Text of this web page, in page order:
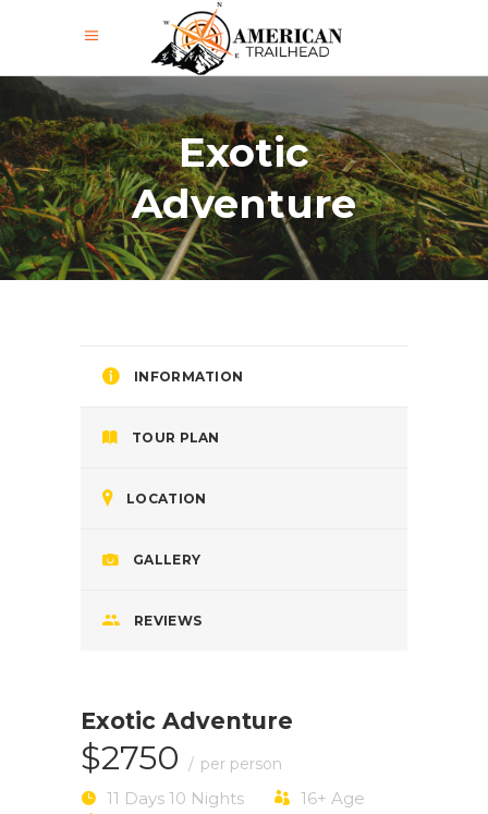
Exotic
Adventure
INFORMATION
TOUR PLAN
LOCATION
GALLERY
REVIEWS
Exotic Adventure
$2750 per person
11 Days 10 Nights 16+ Age